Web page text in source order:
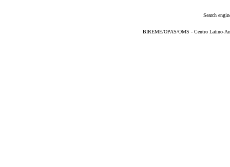
Search
BIREME/OPAS/OMS - Centro Latino-